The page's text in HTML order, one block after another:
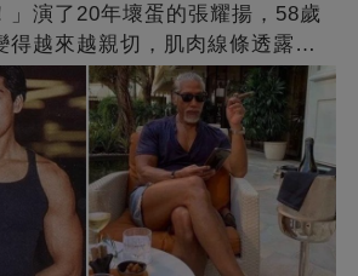
」演了20年壞蛋的張耀揚，58歲
得越來越親切，肌肉線條透露了